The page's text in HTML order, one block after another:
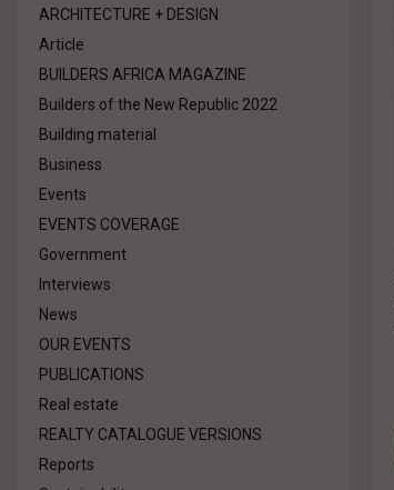
ARCHITECTURE + DESIGN
Article
BUILDERS AFRICA MAGAZINE
Builders of the New Republic 2022
Building material
Business
Events
EVENTS COVERAGE
Government
Interviews
News
OUR EVENTS
PUBLICATIONS
Real estate
REALTY CATALOGUE VERSIONS
Reports